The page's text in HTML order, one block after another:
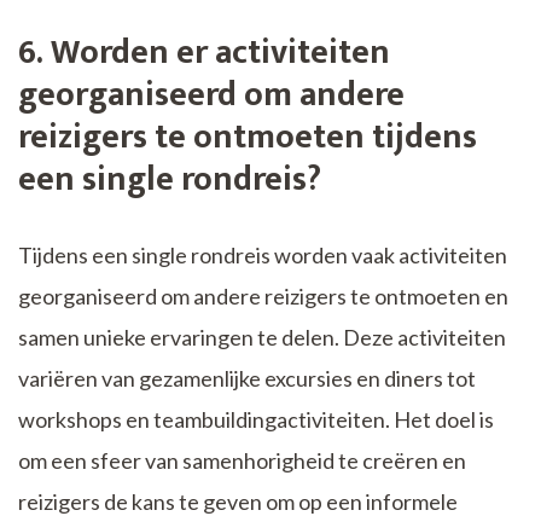
6. Worden er activiteiten
georganiseerd om andere
reizigers te ontmoeten tijdens
een single rondreis?
Tijdens een single rondreis worden vaak activiteiten
georganiseerd om andere reizigers te ontmoeten en
samen unieke ervaringen te delen. Deze activiteiten
variëren van gezamenlijke excursies en diners tot
workshops en teambuildingactiviteiten. Het doel is
om een sfeer van samenhorigheid te creëren en
reizigers de kans te geven om op een informele